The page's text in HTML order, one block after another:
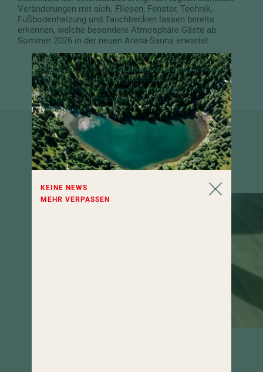
Immer ein Stück Hochschober im Postfach: Freuen
Sie sich auf inspirierende Geschichten, neue
Lieblingsplätze und besondere Angebote – und
verpassen Sie keine Neuigkeiten aus dem
Hochschober!
KEINE NEWS
MEHR VERPASSEN
Veränderungen mit sich. Fliesen, Fenster, Technik,
Fußbodenheizung und Tauchbecken lassen bereits
erkennen, welche besondere Atmosphäre Gäste ab
Sommer 2026 in der neuen Arena-Sauna erwartet.
SUITEN UND ZIMMER TURRACHER HÖHE, KÄRNTEN